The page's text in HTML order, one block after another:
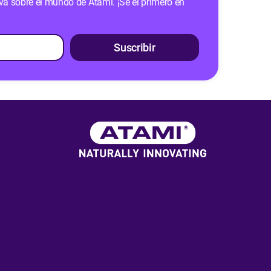
Suscribir